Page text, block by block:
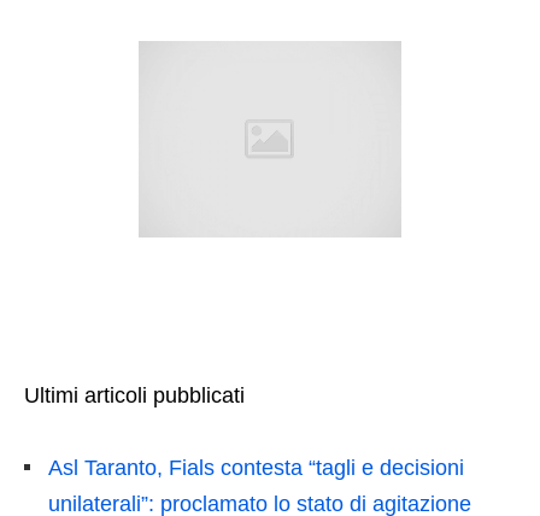
Ultimi articoli pubblicati
Asl Taranto, Fials contesta “tagli e decisioni
unilaterali”: proclamato lo stato di agitazione